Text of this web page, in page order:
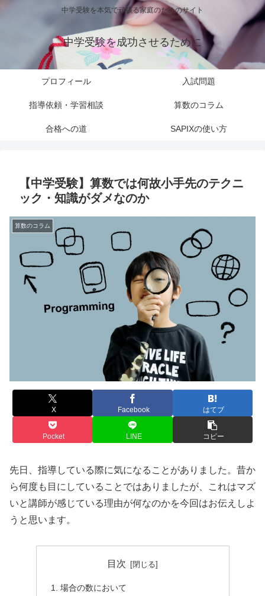
中学受験を本気で頑張る家庭のためのサイト
中学受験を成功させるために
プロフィール 入試問題
指導依頼・学習相談 算数のコラム
合格への道 SAPIXの使い方
【中学受験】算数では何故小手先のテクニ
ック・知識がダメなのか
算数のコラム
X Facebook はてブ
Pocket LINE コピー
先日、指導している際に気になることがありました。昔か
ら何度も目にしていることではありましたが、これはマズ
いと講師が感じている理由が何なのかを今回はお伝えしよ
うと思います。
目次
場合の数において